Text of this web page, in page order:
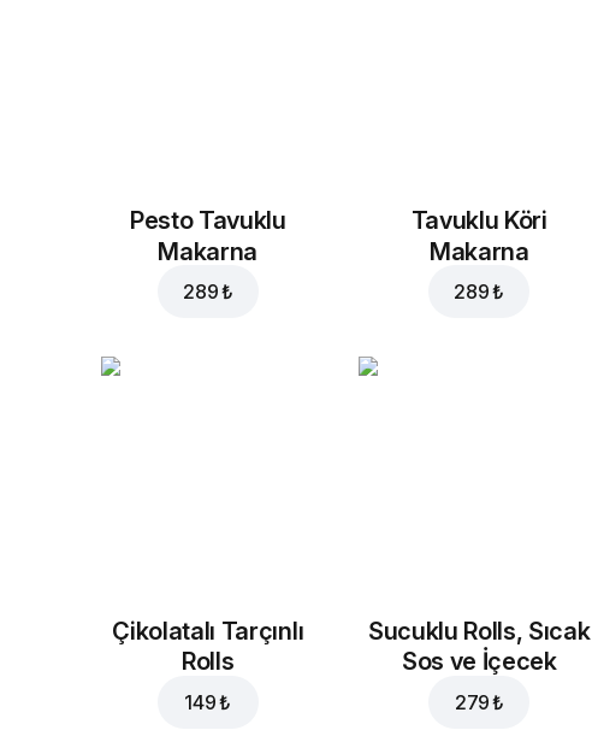
Pesto Tavuklu
Makarna
289 ₺
Tavuklu Köri
Makarna
289 ₺
Çikolatalı Tarçınlı
Rolls
149 ₺
Sucuklu Rolls, Sıcak
Sos ve İçecek
279 ₺